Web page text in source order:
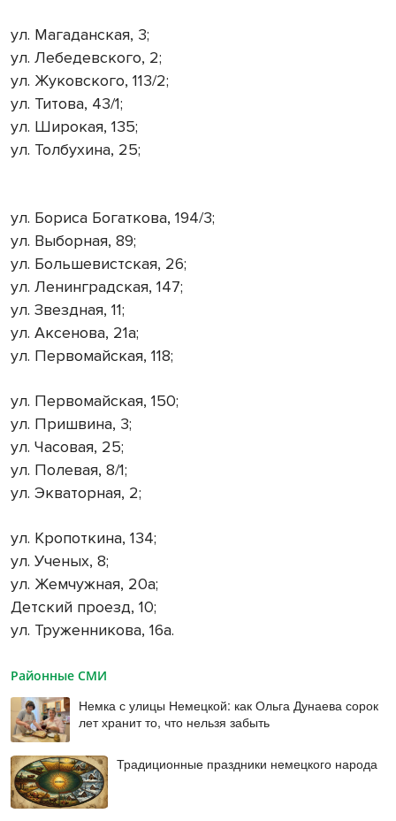
ул. Магаданская, 3;
ул. Лебедевского, 2;
ул. Жуковского, 113/2;
ул. Титова, 43/1;
ул. Широкая, 135;
ул. Толбухина, 25;
ул. Бориса Богаткова, 194/3;
ул. Выборная, 89;
ул. Большевистская, 26;
ул. Ленинградская, 147;
ул. Звездная, 11;
ул. Аксенова, 21а;
ул. Первомайская, 118;
ул. Первомайская, 150;
ул. Пришвина, 3;
ул. Часовая, 25;
ул. Полевая, 8/1;
ул. Экваторная, 2;
ул. Кропоткина, 134;
ул. Ученых, 8;
ул. Жемчужная, 20а;
Детский проезд, 10;
ул. Труженникова, 16а.
Районные СМИ
Немка с улицы Немецкой: как Ольга Дунаева сорок
лет хранит то, что нельзя забыть
Традиционные праздники немецкого народа